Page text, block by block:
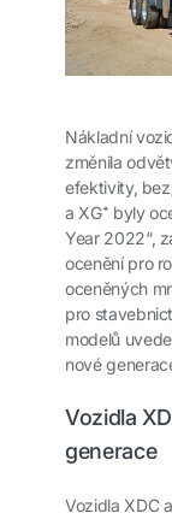
Nákladní
změnila
efektivity,
a XG⁺ byly
Year 2022“,
ocenění pro
oceněných
pro
modelů
nové
Vozidla
generace
Vozidla XDC